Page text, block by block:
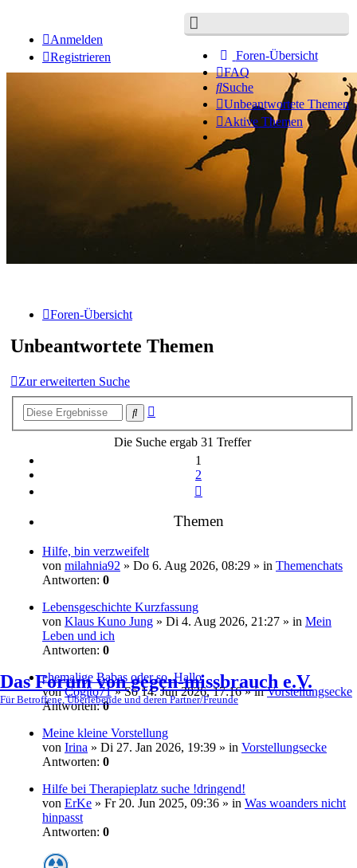
Foren-Übersicht
FAQ
Suche
Unbeantwortete Themen
Aktive Themen
Anmelden
Registrieren
Das Forum von gegen-missbrauch e.V.
Für Betroffene, Überlebende und deren Partner/Freunde
Foren-Übersicht
Unbeantwortete Themen
Zur erweiterten Suche
Suche
Die Suche ergab 31 Treffer
1
2
Themen
Hilfe, bin verzweifelt
von milahnia92 » Do 6. Aug 2026, 08:29 » in Themenchats
Antworten: 0
Lebensgeschichte Kurzfassung
von Klaus Kuno Jung » Di 4. Aug 2026, 21:27 » in Mein
Leben und ich
Antworten: 0
ehemalige Babas oder so. Hallo
vonCogito71» So 14. Jun 2026, 17:16 » inVorstellungsecke
Antworten:0
Meine kleine Vorstellung
von Irina » Di 27. Jan 2026, 19:39 » in Vorstellungsecke
Antworten: 0
Hilfe bei Therapieplatz suche !dringend!
von ErKe » Fr 20. Jun 2025, 09:36 » in Was woanders nicht
hinpasst
Antworten: 0